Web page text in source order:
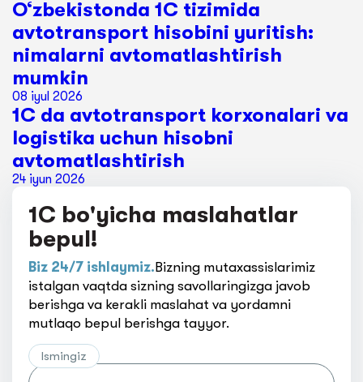
O‘zbekistonda 1C tizimida
avtotransport hisobini yuritish:
nimalarni avtomatlashtirish
mumkin
08 iyul 2026
1C da avtotransport korxonalari va
logistika uchun hisobni
avtomatlashtirish
24 iyun 2026
1C bo'yicha maslahatlar
bepul!
Biz 24/7 ishlaymiz.Bizning mutaxassislarimiz
istalgan vaqtda sizning savollaringizga javob
berishga va kerakli maslahat va yordamni
mutlaqo bepul berishga tayyor.
Ismingiz